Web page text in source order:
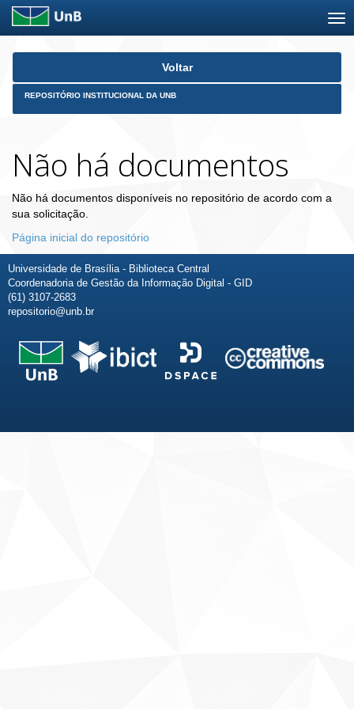
Skip
Voltar
REPOSITÓRIO INSTITUCIONAL DA UNB
Não há documentos
Não há documentos disponíveis no repositório de acordo com a
sua solicitação.
Página inicial do repositório
Universidade de Brasília - Biblioteca Central
Coordenadoria de Gestão da Informação Digital - GID
(61) 3107-2683
repositorio@unb.br